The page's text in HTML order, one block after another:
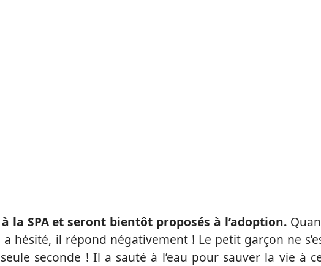
la SPA et seront bientôt proposés à l’adoption.
a hésité, il répond négativement ! Le petit garçon ne
seconde ! Il a sauté à l’eau pour sauver la vie à